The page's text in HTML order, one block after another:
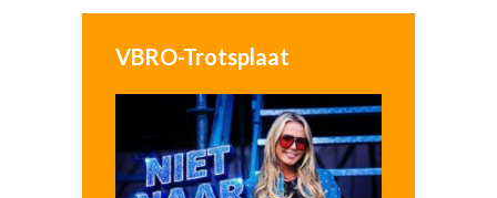
VBRO-Trotsplaat